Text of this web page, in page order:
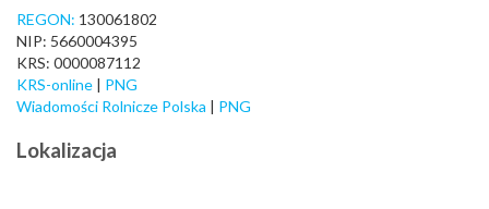
REGON: 130061802
NIP: 5660004395
KRS: 0000087112
KRS-online | PNG
Wiadomości Rolnicze Polska | PNG
Lokalizacja